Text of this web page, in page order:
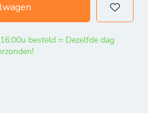
besteld = Dezelfde dag